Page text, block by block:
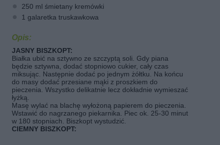
250 ml śmietany kremówki
1 galaretka truskawkowa
Opis:
JASNY BISZKOPT:
Białka ubić na sztywno ze szczyptą soli. Gdy piana
będzie sztywna, dodać stopniowo cukier, cały czas
miksując. Następnie dodać po jednym żółtku. Na końcu
do masy dodać przesiane mąki z proszkiem do
pieczenia. Wszystko delikatnie lecz dokładnie wymieszać
łyżką.
Masę wylać na blachę wyłożoną papierem do pieczenia.
Wstawić do nagrzanego piekarnika. Piec ok. 25-30 minut
w 180 stopniach. Biszkopt wystudzić.
CIEMNY BISZKOPT: